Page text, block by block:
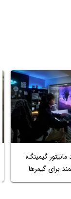
گیمینگ؛
برای گیمرها